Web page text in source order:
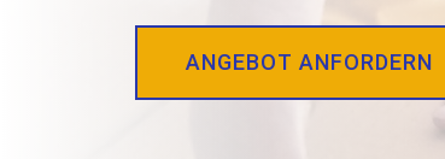
ANGEBOT ANFORDERN